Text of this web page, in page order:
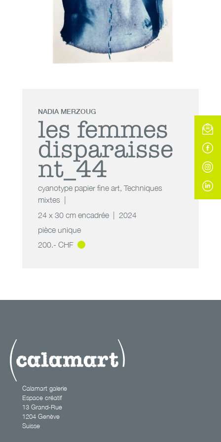
NADIA MERZOUG
les femmes
disparaisse
nt_44
cyanotype papier fine art, Techniques
mixtes
24 x 30 cm encadrée
2024
pièce unique
200.- CHF
les femmes
Calamart galerie
Espace créatif
13 Grand-Rue
1204 Genève
Suisse